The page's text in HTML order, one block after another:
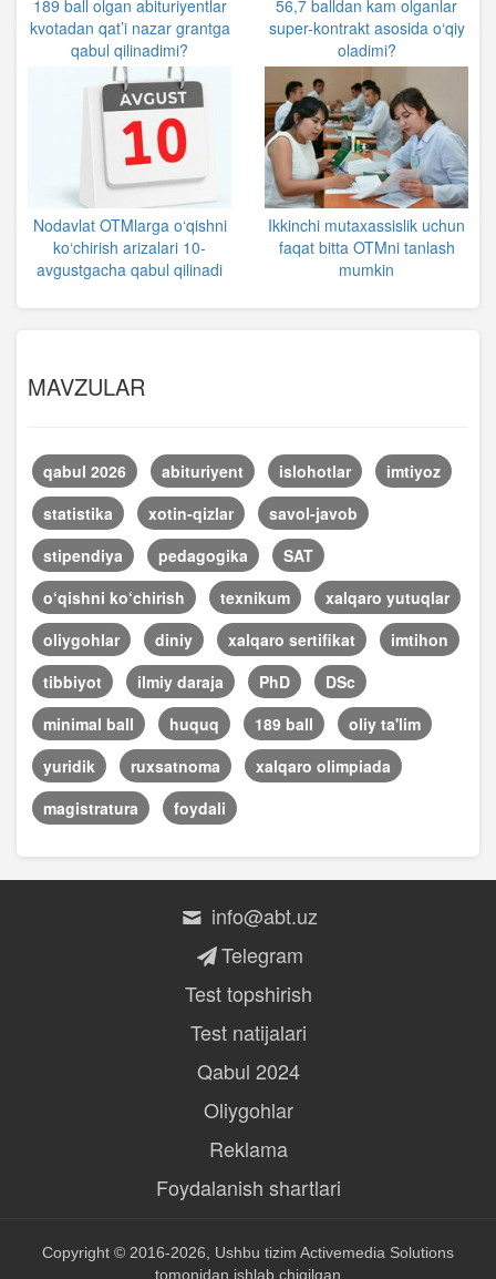
189 ball olgan abituriyentlar
kvotadan qat’i nazar grantga
qabul qilinadimi?
56,7 balldan kam olganlar
super-kontrakt asosida o‘qiy
oladimi?
Nodavlat OTMlarga o‘qishni
ko‘chirish arizalari 10-
avgustgacha qabul qilinadi
Ikkinchi mutaxassislik uchun
faqat bitta OTMni tanlash
mumkin
MAVZULAR
qabul 2026 abituriyent islohotlar
imtiyoz
statistika
xotin-qizlar
savol-javob
stipendiya
pedagogika
SAT
o‘qishni ko‘chirish
texnikum
xalqaro yutuqlar
oliygohlar
diniy xalqaro sertifikat
imtihon
tibbiyot
ilmiy daraja PhD
DSc
minimal ball
huquq 189 ball
oliy ta'lim
yuridik
ruxsatnoma
xalqaro olimpiada
magistratura
foydali
info@abt.uz
Telegram
Test topshirish
Test natijalari
Qabul 2024
Oliygohlar
Reklama
Foydalanish shartlari
Copyright © 2016-2026, Ushbu tizim Activemedia Solutions
tomonidan ishlab chiqilgan